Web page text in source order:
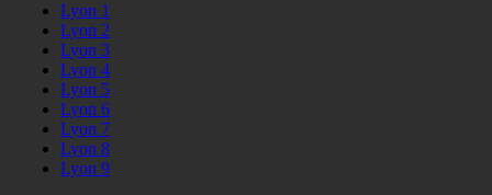
Lyon 1
Lyon 2
Lyon 3
Lyon 4
Lyon 5
Lyon 6
Lyon 7
Lyon 8
Lyon 9